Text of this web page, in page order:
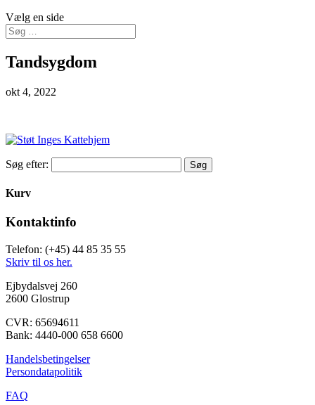
Vælg en side
Tandsygdom
okt 4, 2022
Søg efter:
Kurv
Kontaktinfo
Telefon: (+45) 44 85 35 55
Skriv til os her.
Ejbydalsvej 260
2600 Glostrup
CVR: 65694611
Bank: 4440-000 658 6600
Handelsbetingelser
Persondatapolitik
FAQ